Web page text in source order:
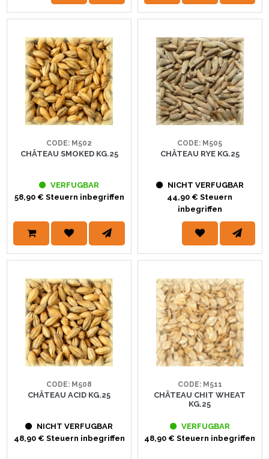
CODE: M502
CHÂTEAU SMOKED KG.25
VERFUGBAR
58,90 € Steuern inbegriffen
CODE: M505
CHÂTEAU RYE KG.25
NICHT VERFUGBAR
44,90 € Steuern
inbegriffen
CODE: M508
CHÂTEAU ACID KG.25
NICHT VERFUGBAR
48,90 € Steuern inbegriffen
CODE: M511
CHÂTEAU CHIT WHEAT
KG.25
VERFUGBAR
48,90 € Steuern inbegriffen